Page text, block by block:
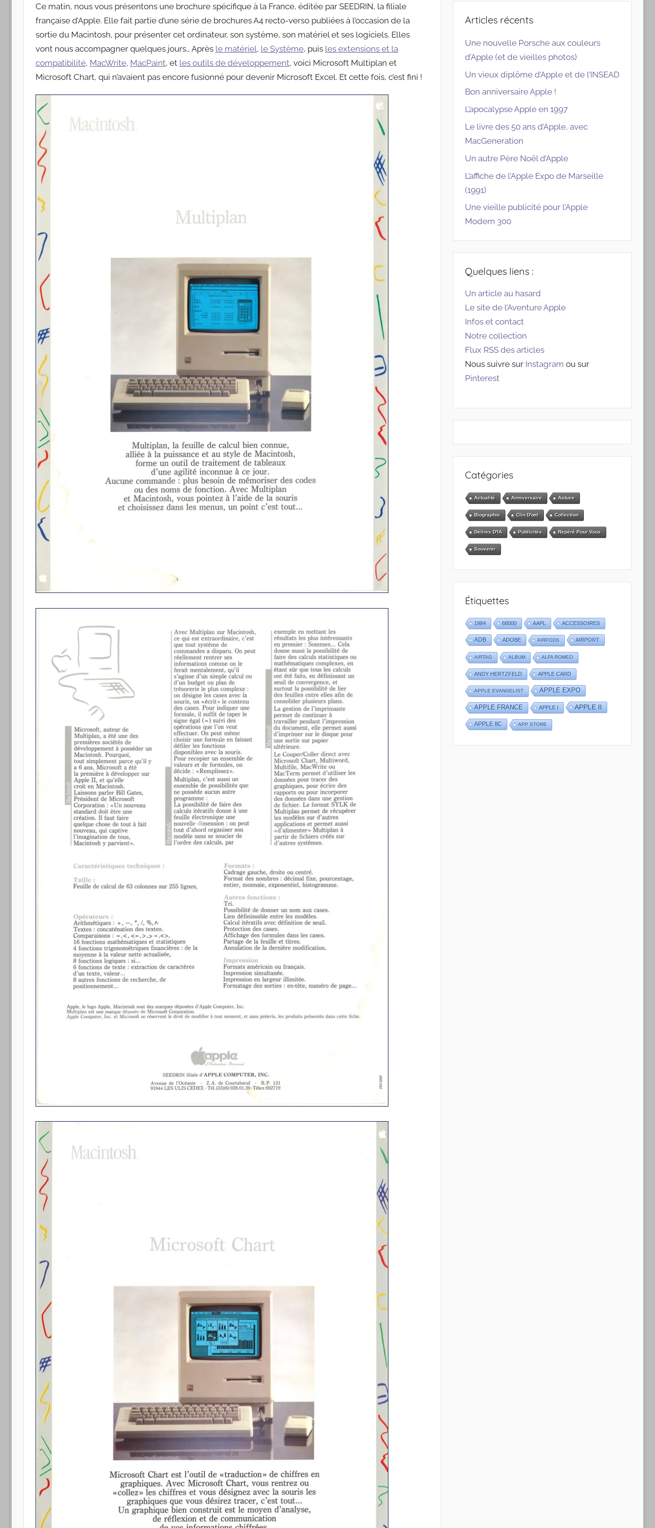
Apple
Ce matin, nous vous présentons une brochure spécifique à la France, éditée par SEEDRIN, la filiale
française d’Apple. Elle fait partie d’une série de brochures A4 recto-verso publiées à l’occasion de la
sortie du Macintosh, pour présenter cet ordinateur, son système, son matériel et ses logiciels. Elles
vont nous accompagner quelques jours… Après le matériel, le Système, puis les extensions et la
compatibilité, MacWrite, MacPaint, et les outils de développement, voici Microsoft Multiplan et
Microsoft Chart, qui n’avaient pas encore fusionné pour devenir Microsoft Excel. Et cette fois, c’est fini !
Articles récents
Une nouvelle Porsche aux couleurs
d’Apple (et de vieilles photos)
Un vieux diplôme d’Apple et de l’INSEAD
Bon anniversaire Apple !
L’apocalypse Apple en 1997
Le livre des 50 ans d’Apple, avec
MacGeneration
Un autre Père Noël d’Apple
L’affiche de l’Apple Expo de Marseille
(1991)
Une vieille publicité pour l’Apple
Modem 300
Quelques liens :
Un article au hasard
Le site de l’Aventure Apple
Infos et contact
Notre collection
Flux RSS des articles
Nous suivre sur Instagram ou sur
Pinterest
Catégories
Actualité Anniversaire Astuce
Biographie Clin D'œil Collection
Délires D'IA Publicités Repéré Pour Vous
Souvenir
Étiquettes
1984 68000 AAPL ACCESSOIRES
ADB ADOBE AIRPODS AIRPORT
AIRTAG ALBUM ALFA ROMEO
ANDY HERTZFELD APPLE CARD
APPLE EVANGELIST APPLE EXPO
APPLE FRANCE APPLE I APPLE II
APPLE IIC APP STORE